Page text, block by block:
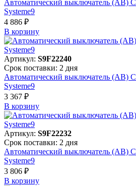
Автоматический выключатель (АВ)
Systeme9
4 886 ₽
В корзинy
Артикул: S9F22240
Срок поставки: 2 дня
Автоматический выключатель (АВ)
Systeme9
3 367 ₽
В корзинy
Артикул: S9F22232
Срок поставки: 2 дня
Автоматический выключатель (АВ)
Systeme9
3 806 ₽
В корзинy